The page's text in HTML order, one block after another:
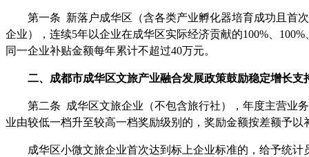
第一条 新落户成华区（含各类产业孵化器培育成功且首
企业），连续5年以企业在成华区实际经济贡献的100%、
同一企业补贴金额每年累计不超过40万元。
二、 成都市成华区文旅产业融合发展政策鼓励稳定增长支
第二条
成华区文旅企业（不包含旅行社），年度主营业
业由较低一档升至较高一档奖励级别的，奖励金额按差额予以
成华区小微文旅企业首次达到标上企业标准的，给予统计